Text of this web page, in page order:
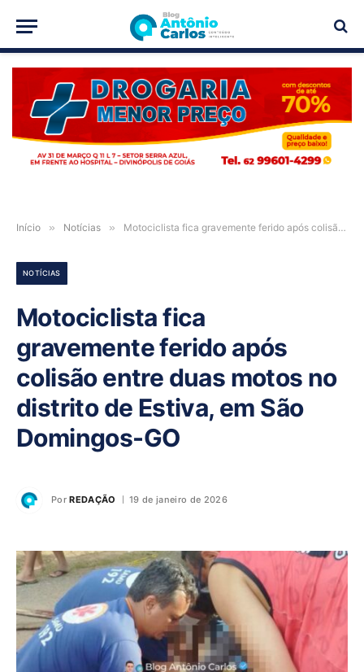
PUBLICIDADE
Início » Notícias » Motociclista fica gravemente ferido após colisão entre duas motos no distrito de Estiva, em São Domingos-GO
NOTÍCIAS
Motociclista fica
gravemente ferido após
colisão entre duas motos no
distrito de Estiva, em São
Domingos-GO
Por REDAÇÃO 19 de janeiro de 2026